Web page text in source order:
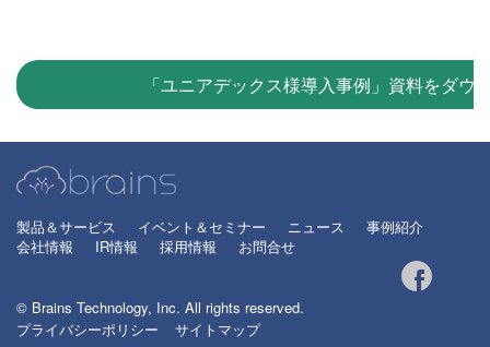
「ユニアデックス様導入事例」資料をダウ
製品＆サービス イベント＆セミナー ニュース
事例紹介
会社情報
IR情報 採用情報 お問合せ
© Brains Technology, Inc. All rights reserved.
プライバシーポリシー
サイトマップ